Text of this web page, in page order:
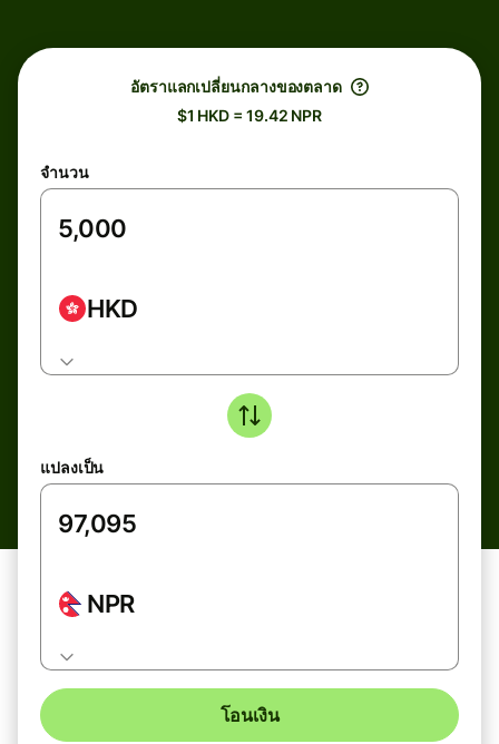
อัตราแลกเปลี่ยนกลางของตลาด
$1 HKD = 19.42 NPR
จำนวน
HKD
แปลงเป็น
NPR
โอนเงิน